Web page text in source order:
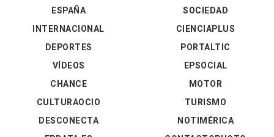
ESPAÑA
INTERNACIONAL
DEPORTES
VÍDEOS
SOCIEDAD
CIENCIAPLUS
PORTALTIC
EPSOCIAL
CHANCE
CULTURAOCIO
DESCONECTA
MOTOR
TURISMO
NOTIMÉRICA